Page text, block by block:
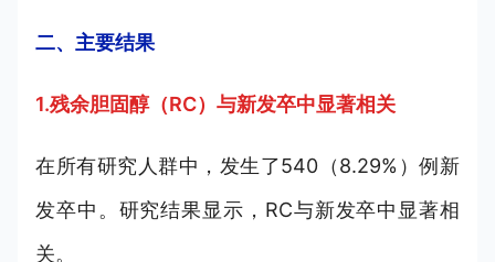
二、主要结果
1.残余胆固醇（RC）与新发卒中显著相关
在所有研究人群中，发生了540（8.29%）例新
发卒中。研究结果显示，RC与新发卒中显著相
关。